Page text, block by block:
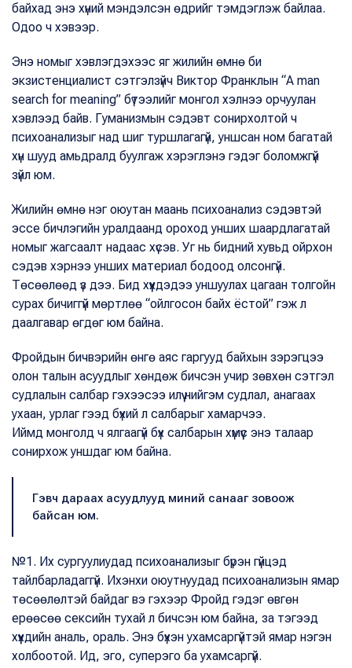
байхад энэ хүний мэндэлсэн өдрийг тэмдэглэж байлаа.
Одоо ч хэвээр.
Энэ номыг хэвлэгдэхээс яг жилийн өмнө би
экзистенциалист сэтгэлзүйч Виктор Франклын “A man
search for meaning” бүтээлийг монгол хэлнээ орчуулан
хэвлээд байв. Гуманизмын сэдэвт сонирхолтой ч
психоанализыг над шиг туршлагагүй, уншсан ном багатай
хүн шууд амьдралд буулгаж хэрэглэнэ гэдэг боломжгүй
зүйл юм.
Жилийн өмнө нэг оюутан маань психоанализ сэдэвтэй
эссе бичлэгийн уралдаанд ороход унших шаардлагатай
номыг жагсаалт надаас хүсэв. Уг нь бидний хувьд ойрхон
сэдэв хэрнээ унших материал бодоод олсонгүй.
Төсөөлөөд үз дээ. Бид хүүхдэдээ уншуулах цагаан толгойн
сурах бичиггүй мөртлөө “ойлгосон байх ёстой” гэж л
даалгавар өгдөг юм байна.
Фройдын бичвэрийн өнгө аяс гаргууд байхын зэрэгцээ
олон талын асуудлыг хөндөж бичсэн учир зөвхөн сэтгэл
судлалын салбар гэхээсээ илүү нийгэм судлал, анагаах
ухаан, урлаг гээд бүхий л салбарыг хамарчээ.
Иймд монголд ч ялгаагүй бүх салбарын хүмүүс энэ талаар
сонирхож уншдаг юм байна.
Гэвч дараах асуудлууд миний санааг зовоож
байсан юм.
№1. Их сургуулиудад психоанализыг бүрэн гүйцэд
тайлбарладаггүй. Ихэнхи оюутнуудад психоанализын ямар
төсөөлөлтэй байдаг вэ гэхээр Фройд гэдэг өвгөн
ерөөсөө сексийн тухай л бичсэн юм байна, за тэгээд
хүүхдийн аналь, ораль. Энэ бүхэн ухамсаргүйтэй ямар нэгэн
холбоотой. Ид, эго, суперэго ба ухамсаргүй.